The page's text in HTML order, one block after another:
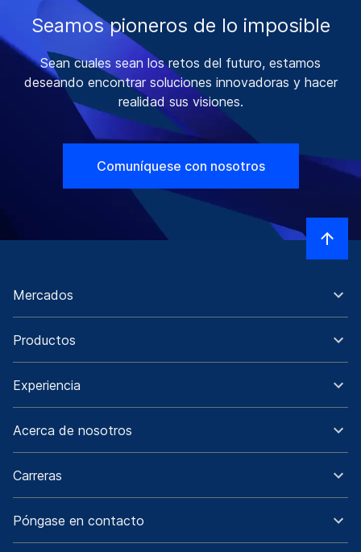
Seamos pioneros de lo imposible
Sean cuales sean los retos del futuro, estamos
deseando encontrar soluciones innovadoras y hacer
realidad sus visiones.
Comuníquese con nosotros
Mercados
Productos
Experiencia
Acerca de nosotros
Carreras
Póngase en contacto